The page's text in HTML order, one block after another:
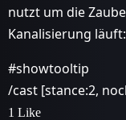
nutzt um die
Kanalisierung läuft:
#showtooltip
/cast [stance:2,
1 Like